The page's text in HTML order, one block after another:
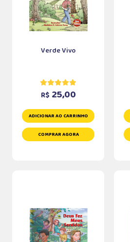
Verde Vivo
R$ 25,00
ADICIONAR AO CARRINHO
COMPRAR AGORA